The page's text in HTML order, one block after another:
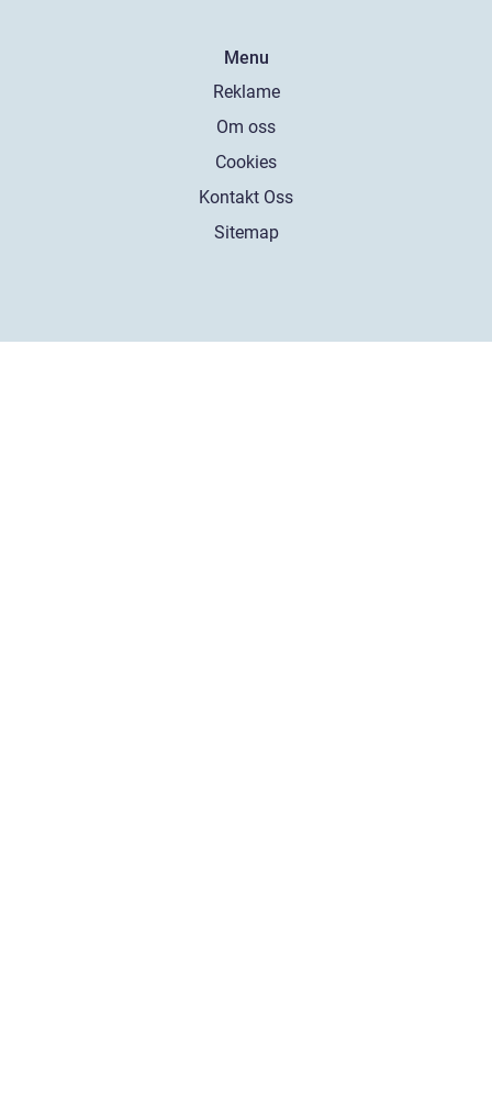
Menu
Reklame
Om oss
Cookies
Kontakt Oss
Sitemap